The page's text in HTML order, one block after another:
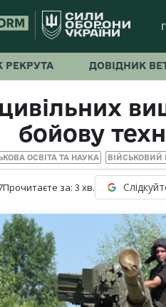
РЕКРУТА ДОВІДНИК
бойову
ОСВІТА ТА НАУКА ВІЙСЬКОВИЙ
Прочитаєте за: 3 хв.